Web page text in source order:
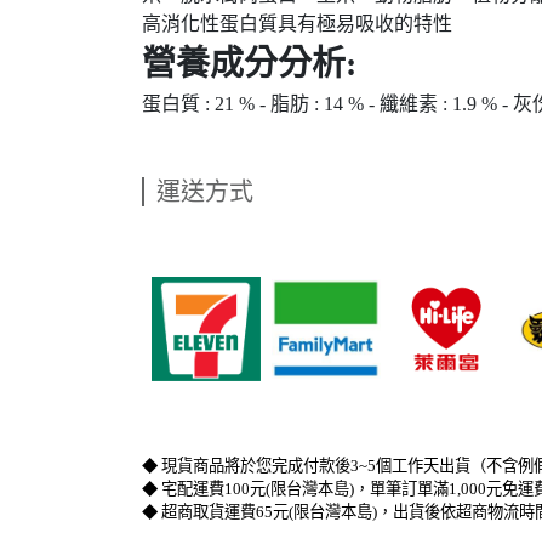
高消化性蛋白質具有極易吸收的特性
營養成分分析:
蛋白質 : 21 % - 脂肪 : 14 % - 纖維素 : 1.9 % - 灰
運送方式
◆ 現貨商品將於您完成付款後3~5個工作天出貨（不含例
◆ 宅配運費100元(限台灣本島)，單筆訂單滿1,000元免運
◆ 超商取貨運費65元(限台灣本島)，出貨後依超商物流時